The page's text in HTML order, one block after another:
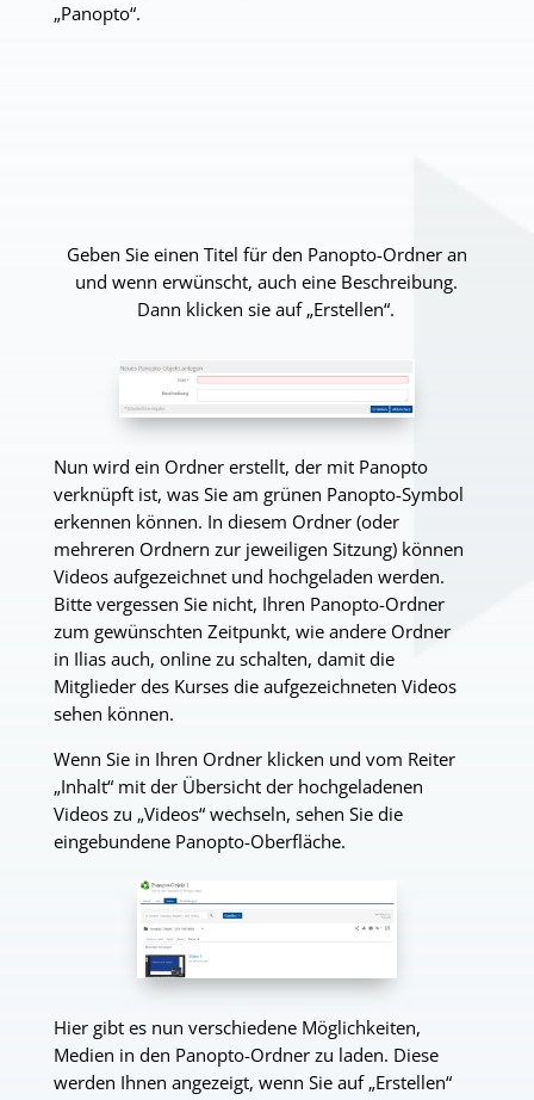
„Panopto“.
Geben Sie einen Titel für den Panopto-Ordner an
und wenn erwünscht, auch eine Beschreibung.
Dann klicken sie auf „Erstellen“.
Nun wird ein Ordner erstellt, der mit Panopto
verknüpft ist, was Sie am grünen Panopto-Symbol
erkennen können. In diesem Ordner (oder
mehreren Ordnern zur jeweiligen Sitzung) können
Videos aufgezeichnet und hochgeladen werden.
Bitte vergessen Sie nicht, Ihren Panopto-Ordner
zum gewünschten Zeitpunkt, wie andere Ordner
in Ilias auch, online zu schalten, damit die
Mitglieder des Kurses die aufgezeichneten Videos
sehen können.
Wenn Sie in Ihren Ordner klicken und vom Reiter
„Inhalt“ mit der Übersicht der hochgeladenen
Videos zu „Videos“ wechseln, sehen Sie die
eingebundene Panopto-Oberfläche.
Hier gibt es nun verschiedene Möglichkeiten,
Medien in den Panopto-Ordner zu laden. Diese
werden Ihnen angezeigt, wenn Sie auf „Erstellen“